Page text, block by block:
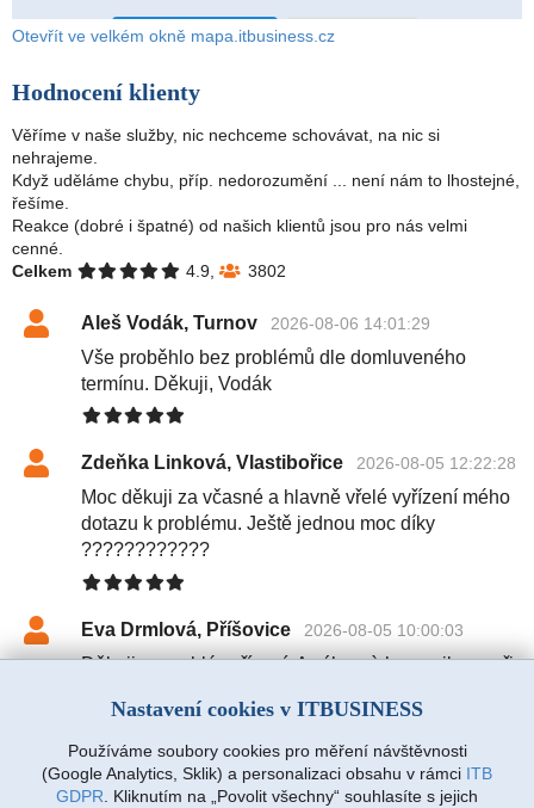
Otevřít ve velkém okně mapa.itbusiness.cz
Hodnocení klienty
Věříme v naše služby, nic nechceme schovávat, na nic si
nehrajeme.
Když uděláme chybu, příp. nedorozumění ... není nám to lhostejné,
řešíme.
Reakce (dobré i špatné) od našich klientů jsou pro nás velmi
cenné.
Celkem
4.9, 3802
Aleš Vodák, Turnov 2026-08-06 14:01:29
Vše proběhlo bez problémů dle domluveného
termínu. Děkuji, Vodák
Zdeňka Linková, Vlastibořice 2026-08-05 12:22:28
Moc děkuji za včasné a hlavně vřelé vyřízení mého
dotazu k problému. Ještě jednou moc díky
????????????
Eva Drmlová, Příšovice 2026-08-05 10:00:03
Děkuji za rychlé vyřízení. A výbornà komunikace při
Martin Vanda, Bakov nad Jizerou
2026-08-04 20:33:07
Nastavení cookies v ITBUSINESS
Používáme soubory cookies pro měření návštěvnosti
(Google Analytics, Sklik) a personalizaci obsahu v rámci ITB
GDPR . Kliknutím na „Povolit všechny“ souhlasíte s jejich